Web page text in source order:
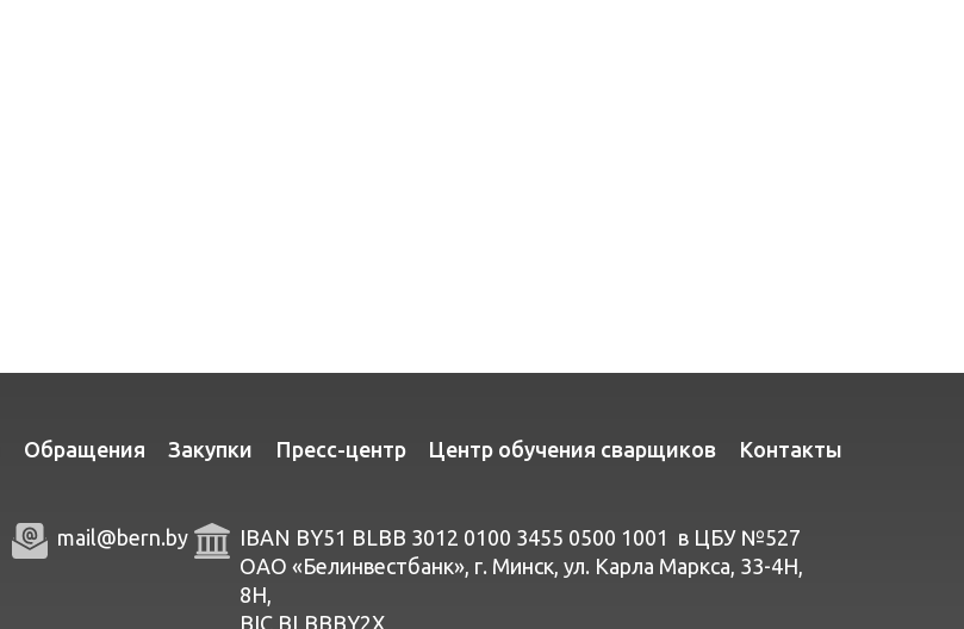
Обращения Закупки Пресс-центр Центр обучения сварщиков Контакты
mail@bern.by
IBAN BY51 BLBB 3012 0100 3455 0500 1001 в ЦБУ №527
ОАО «Белинвестбанк», г. Минск, ул. Карла Маркса, 33-4Н,
8Н,
BIC BLBBBY2X